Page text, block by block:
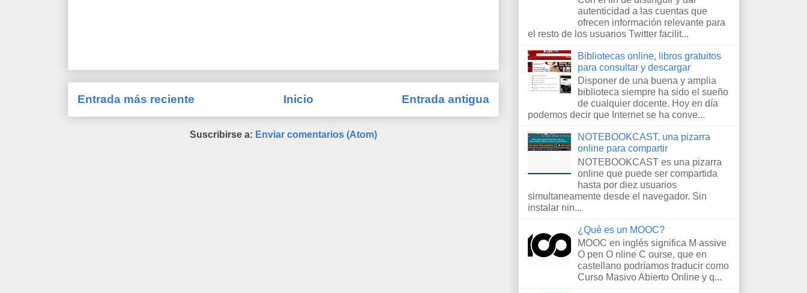
Entrada más reciente Entrada antigua
Inicio
Suscribirse a: Enviar comentarios (Atom)
autenticidad a las cuentas que
ofrecen información relevante para
el resto de los usuarios Twitter facilit...
Bibliotecas online, libros gratuitos
para consultar y descargar
Disponer de una buena y amplia
biblioteca siempre ha sido el sueño
de cualquier docente. Hoy en día
podemos decir que Internet se ha conve...
NOTEBOOKCAST, una pizarra
online para compartir
NOTEBOOKCAST es una pizarra
online que puede ser compartida
hasta por diez usuarios
simultaneamente desde el navegador. Sin
instalar nin...
¿Qué es un MOOC?
MOOC en inglés significa M assive
O pen O nline C ourse, que en
castellano podríamos traducir como
Curso Masivo Abierto Online y q...